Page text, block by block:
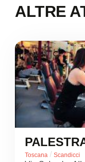
ALTRE
Toscana / Scandicci